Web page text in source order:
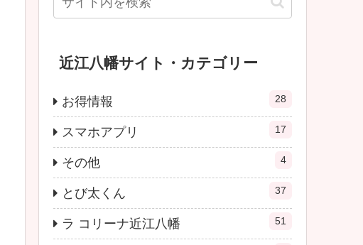
近江八幡サイト・カテゴリー
お得情報 28
スマホアプリ 17
その他 4
とび太くん 37
ラ コリーナ近江八幡 51